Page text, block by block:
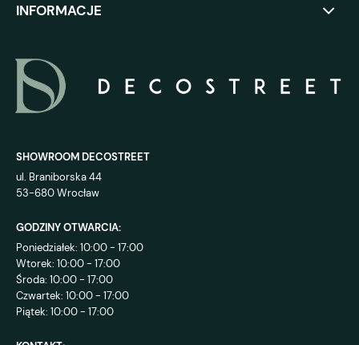
INFORMACJE
SHOWROOM DECOSTREET
ul. Braniborska 44
53-680 Wrocław
GODZINY OTWARCIA:
Poniedziałek: 10:00 - 17:00
Wtorek: 10:00 - 17:00
Środa: 10:00 - 17:00
Czwartek: 10:00 - 17:00
Piątek: 10:00 - 17:00